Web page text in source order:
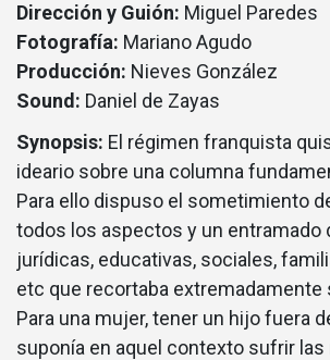
Dirección y Guión: Miguel Paredes
Fotografía: Mariano Agudo
Producción: Nieves González
Sound: Daniel de Zayas
Synopsis: El régimen franquista
ideario sobre una columna
Para ello dispuso el sometimiento
todos los aspectos y un entramado
jurídicas, educativas, sociales,
etc que recortaba extremadamente
Para una mujer, tener un hijo fuera
suponía en aquel contexto sufrir